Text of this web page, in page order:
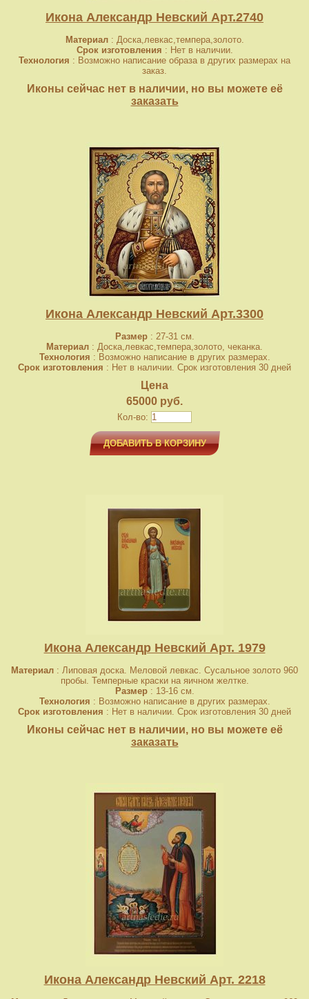
Икона Александр Невский Арт.2740
Материал: Доска,левкас,темпера,золото.
Срок изготовления : Нет в наличии.
Технология : Возможно написание образа в других размерах на
заказ.
Иконы сейчас нет в наличии, но вы можете её
заказать
Икона Александр Невский Арт.3300
Размер: 27-31 см.
Материал : Доска,левкас,темпера,золото, чеканка.
Технология : Возможно написание в других размерах.
Срок изготовления : Нет в наличии. Срок изготовления 30 дней
Цена
65000 руб.
Кол-во:
ДОБАВИТЬ В КОРЗИНУ
Икона Александр Невский Арт. 1979
Материал : Липовая доска. Меловой левкас. Сусальное золото 960
пробы. Темперные краски на яичном желтке.
Размер: 13-16 см.
Технология : Возможно написание в других размерах.
Срок изготовления : Нет в наличии. Срок изготовления 30 дней
Иконы сейчас нет в наличии, но вы можете её
заказать
Икона Александр Невский Арт. 2218